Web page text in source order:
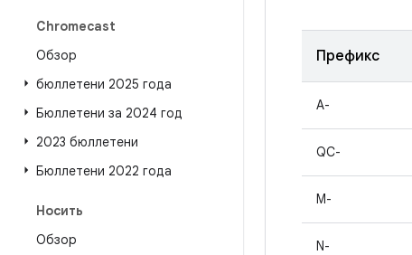
Chromecast
Обзор
бюллетени 2025 года
Бюллетени за 2024 год
2023 бюллетени
Бюллетени 2022 года
Носить
Обзор
Префикс
A-
QC-
M-
N-